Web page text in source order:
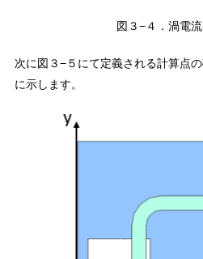
図３−４．渦電流密
次に図３−５にて定義される計算点
に示します。